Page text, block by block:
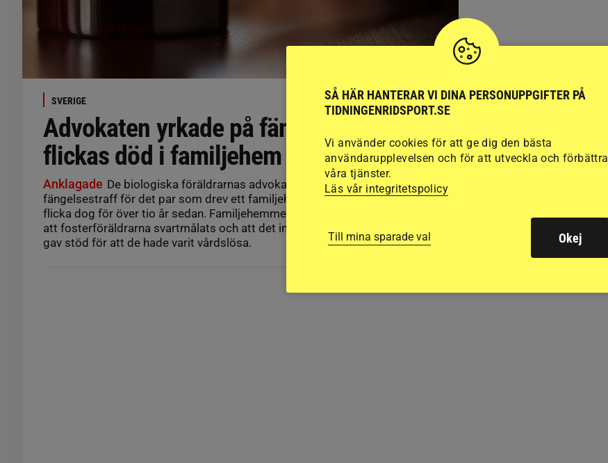
SVERIGE
Advokaten yrkade på fängelse efter
flickas död i familjehem
Anklagade De biologiska föräldrarnas advokat yrkade på långa
fängelsestraff för det par som drev ett familjehem där en 15-årig
flicka dog för över tio år sedan. Familjehemmets advokater hävdade
att fosterföräldrarna svartmålats och att det inte fanns något som
gav stöd för att de hade varit vårdslösa.
SÅ HÄR HANTERAR VI DINA PERSONUPPGIFTER PÅ
TIDNINGENRIDSPORT.SE
Vi använder cookies för att ge dig den bästa
användarupplevelsen och för att utveckla och förbättra
våra tjänster.
Läs vår integritetspolicy
Till mina sparade val Okej